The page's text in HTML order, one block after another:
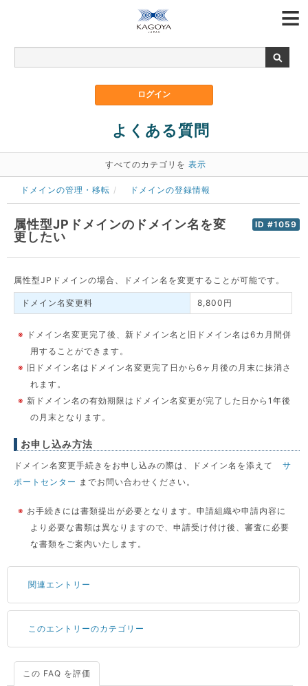
よくある質問
すべてのカテゴリを 表示
ドメインの管理・移転 ドメインの登録情報
ID #1059
属性型JPドメインのドメイン名を変
更したい
属性型JPドメインの場合、ドメイン名を変更することが可能です。
ドメイン名変更料 8,800円
※
ドメイン名変更完了後、新ドメイン名と旧ドメイン名は6カ月間併
用することができます。
※
旧ドメイン名はドメイン名変更完了日から6ヶ月後の月末に抹消さ
れます。
※ 新ドメイン名の有効期限はドメイン名変更が完了した日から1年後
の月末となります。
お申し込み方法
ドメイン名変更手続きをお申し込みの際は、ドメイン名を添えて
サ
ポートセンター までお問い合わせください。
※ お手続きには書類提出が必要となります。申請組織や申請内容に
より必要な書類は異なりますので、申請受け付け後、審査に必要
な書類をご案内いたします。
関連エントリー
サーバーが重いので調査してほしい
一つの IP アドレスに複数のウェブサイトを公開したい
CPUやメモリをアップグレードしたい
このエントリーのカテゴリー
ドメインの管理・移転
この FAQ を評価